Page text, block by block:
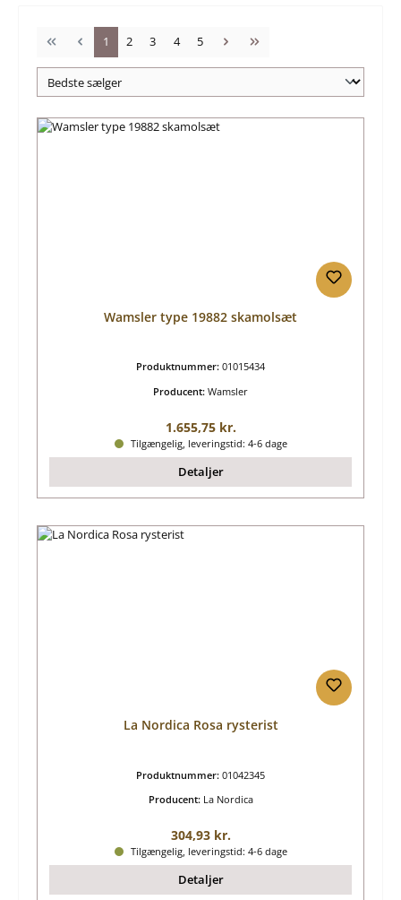
Side
1 Side
2 Side
3 Side
4 Side
5
Wamsler type 19882 skamolsæt
Produktnummer: 01015434
Producent: Wamsler
Almindelig pris:
1.655,75 kr.
Tilgængelig, leveringstid: 4-6 dage
Detaljer
La Nordica Rosa rysterist
Produktnummer: 01042345
Producent: La Nordica
Almindelig pris:
304,93 kr.
Tilgængelig, leveringstid: 4-6 dage
Detaljer